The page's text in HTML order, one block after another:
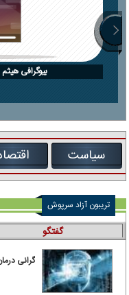
بیوگرافی
سیاست
تریبون آزاد سرپوش
گفتگو
گرانی